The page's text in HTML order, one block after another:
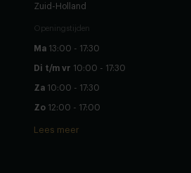
Zuid-Holland
Openingstijden
Ma 13:00 - 17:30
Di t/m vr 10:00 - 17:30
Za 10:00 - 17:30
Zo 12:00 - 17:00
Lees meer